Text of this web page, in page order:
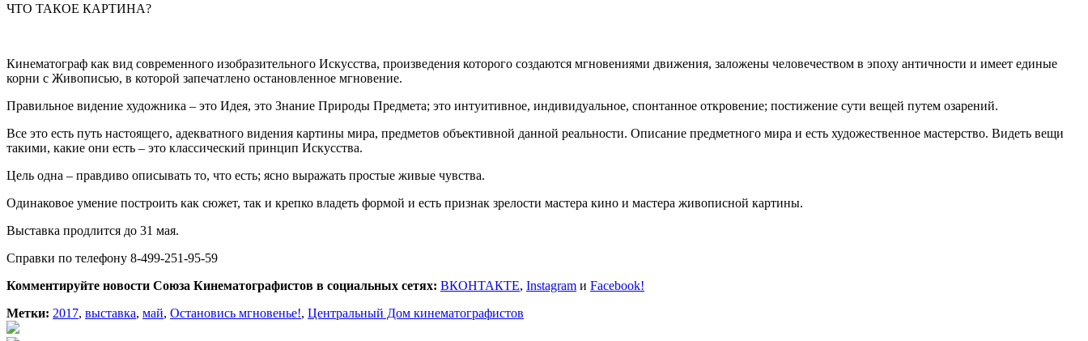
ЧТО ТАКОЕ КАРТИНА?
Кинематограф как вид современного изобразительного Искусства, произведения которого создаются мгновениями движения, заложены человечеством в эпоху античности и имеет единые
корни с Живописью, в которой запечатлено остановленное мгновение.
Правильное видение художника – это Идея, это Знание Природы Предмета; это интуитивное, индивидуальное, спонтанное откровение; постижение сути вещей путем озарений.
Все это есть путь настоящего, адекватного видения картины мира, предметов объективной данной реальности. Описание предметного мира и есть художественное мастерство. Видеть вещи
такими, какие они есть – это классический принцип Искусства.
Цель одна – правдиво описывать то, что есть; ясно выражать простые живые чувства.
Одинаковое умение построить как сюжет, так и крепко владеть формой и есть признак зрелости мастера кино и мастера живописной картины.
Выставка продлится до 31 мая.
Cправки по телефону 8-499-251-95-59
Комментируйте новости Союза Кинематографистов в социальных сетях: ВКОНТАКТЕ, Instagram и Facebook!
Метки: 2017, выставка, май, Остановись мгновенье!, Центральный Дом кинематографистов